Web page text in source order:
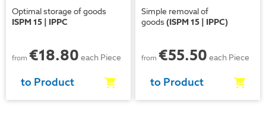
Optimal storage of goods
ISPM 15 | IPPC
from €18.80 each Piece
to Product
Simple removal of
goods (ISPM 15 | IPPC)
from €55.50 each Piece
to Product